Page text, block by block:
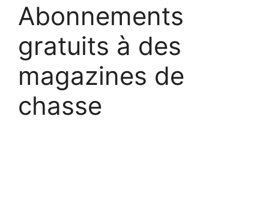
Abonnements
gratuits à des
magazines de
chasse